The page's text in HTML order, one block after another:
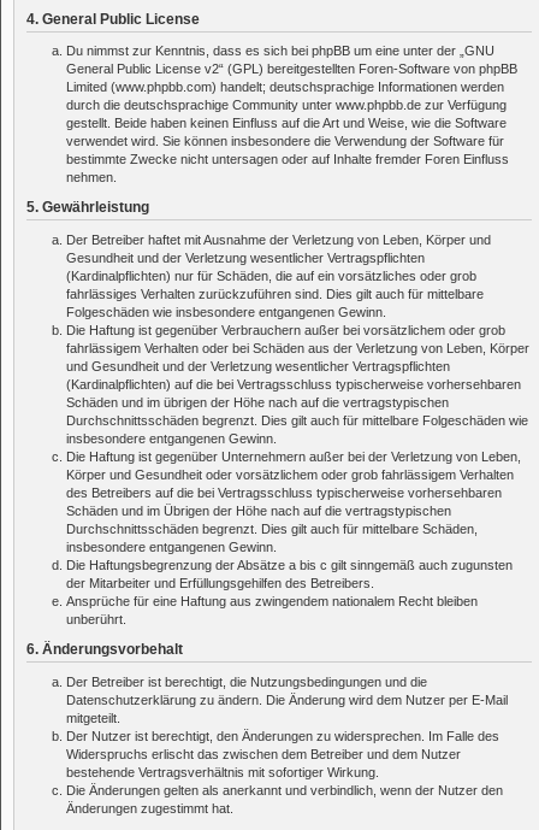
4. General Public License
Du nimmst zur Kenntnis, dass es sich bei phpBB um eine unter der „ GNU
General Public License v2“ (GPL) bereitgestellten Foren-Software von phpBB
Limited (www.phpbb.com) handelt; deutschsprachige Informationen werden
durch die deutschsprachige Community unter www.phpbb.de zur Verfügung
gestellt. Beide haben keinen Einfluss auf die Art und Weise, wie die Software
verwendet wird. Sie können insbesondere die Verwendung der Software für
bestimmte Zwecke nicht untersagen oder auf Inhalte fremder Foren Einfluss
nehmen.
5. Gewährleistung
Der Betreiber haftet mit Ausnahme der Verletzung von Leben, Körper und
Gesundheit und der Verletzung wesentlicher Vertragspflichten
(Kardinalpflichten) nur für Schäden, die auf ein vorsätzliches oder grob
fahrlässiges Verhalten zurückzuführen sind. Dies gilt auch für mittelbare
Folgeschäden wie insbesondere entgangenen Gewinn.
Die Haftung ist gegenüber Verbrauchern außer bei vorsätzlichem oder grob
fahrlässigem Verhalten oder bei Schäden aus der Verletzung von Leben, Körper
und Gesundheit und der Verletzung wesentlicher Vertragspflichten
(Kardinalpflichten) auf die bei Vertragsschluss typischerweise vorhersehbaren
Schäden und im übrigen der Höhe nach auf die vertragstypischen
Durchschnittsschäden begrenzt. Dies gilt auch für mittelbare Folgeschäden wie
insbesondere entgangenen Gewinn.
Die Haftung ist gegenüber Unternehmern außer bei der Verletzung von Leben,
Körper und Gesundheit oder vorsätzlichem oder grob fahrlässigem Verhalten
des Betreibers auf die bei Vertragsschluss typischerweise vorhersehbaren
Schäden und im Übrigen der Höhe nach auf die vertragstypischen
Durchschnittsschäden begrenzt. Dies gilt auch für mittelbare Schäden,
insbesondere entgangenen Gewinn.
Die Haftungsbegrenzung der Absätze a bis c gilt sinngemäß auch zugunsten
der Mitarbeiter und Erfüllungsgehilfen des Betreibers.
Ansprüche für eine Haftung aus zwingendem nationalem Recht bleiben
unberührt.
6. Änderungsvorbehalt
Der Betreiber ist berechtigt, die Nutzungsbedingungen und die
Datenschutzerklärung zu ändern. Die Änderung wird dem Nutzer per E-Mail
mitgeteilt.
Der Nutzer ist berechtigt, den Änderungen zu widersprechen. Im Falle des
Widerspruchs erlischt das zwischen dem Betreiber und dem Nutzer
bestehende Vertragsverhältnis mit sofortiger Wirkung.
Die Änderungen gelten als anerkannt und verbindlich, wenn der Nutzer den
Änderungen zugestimmt hat.